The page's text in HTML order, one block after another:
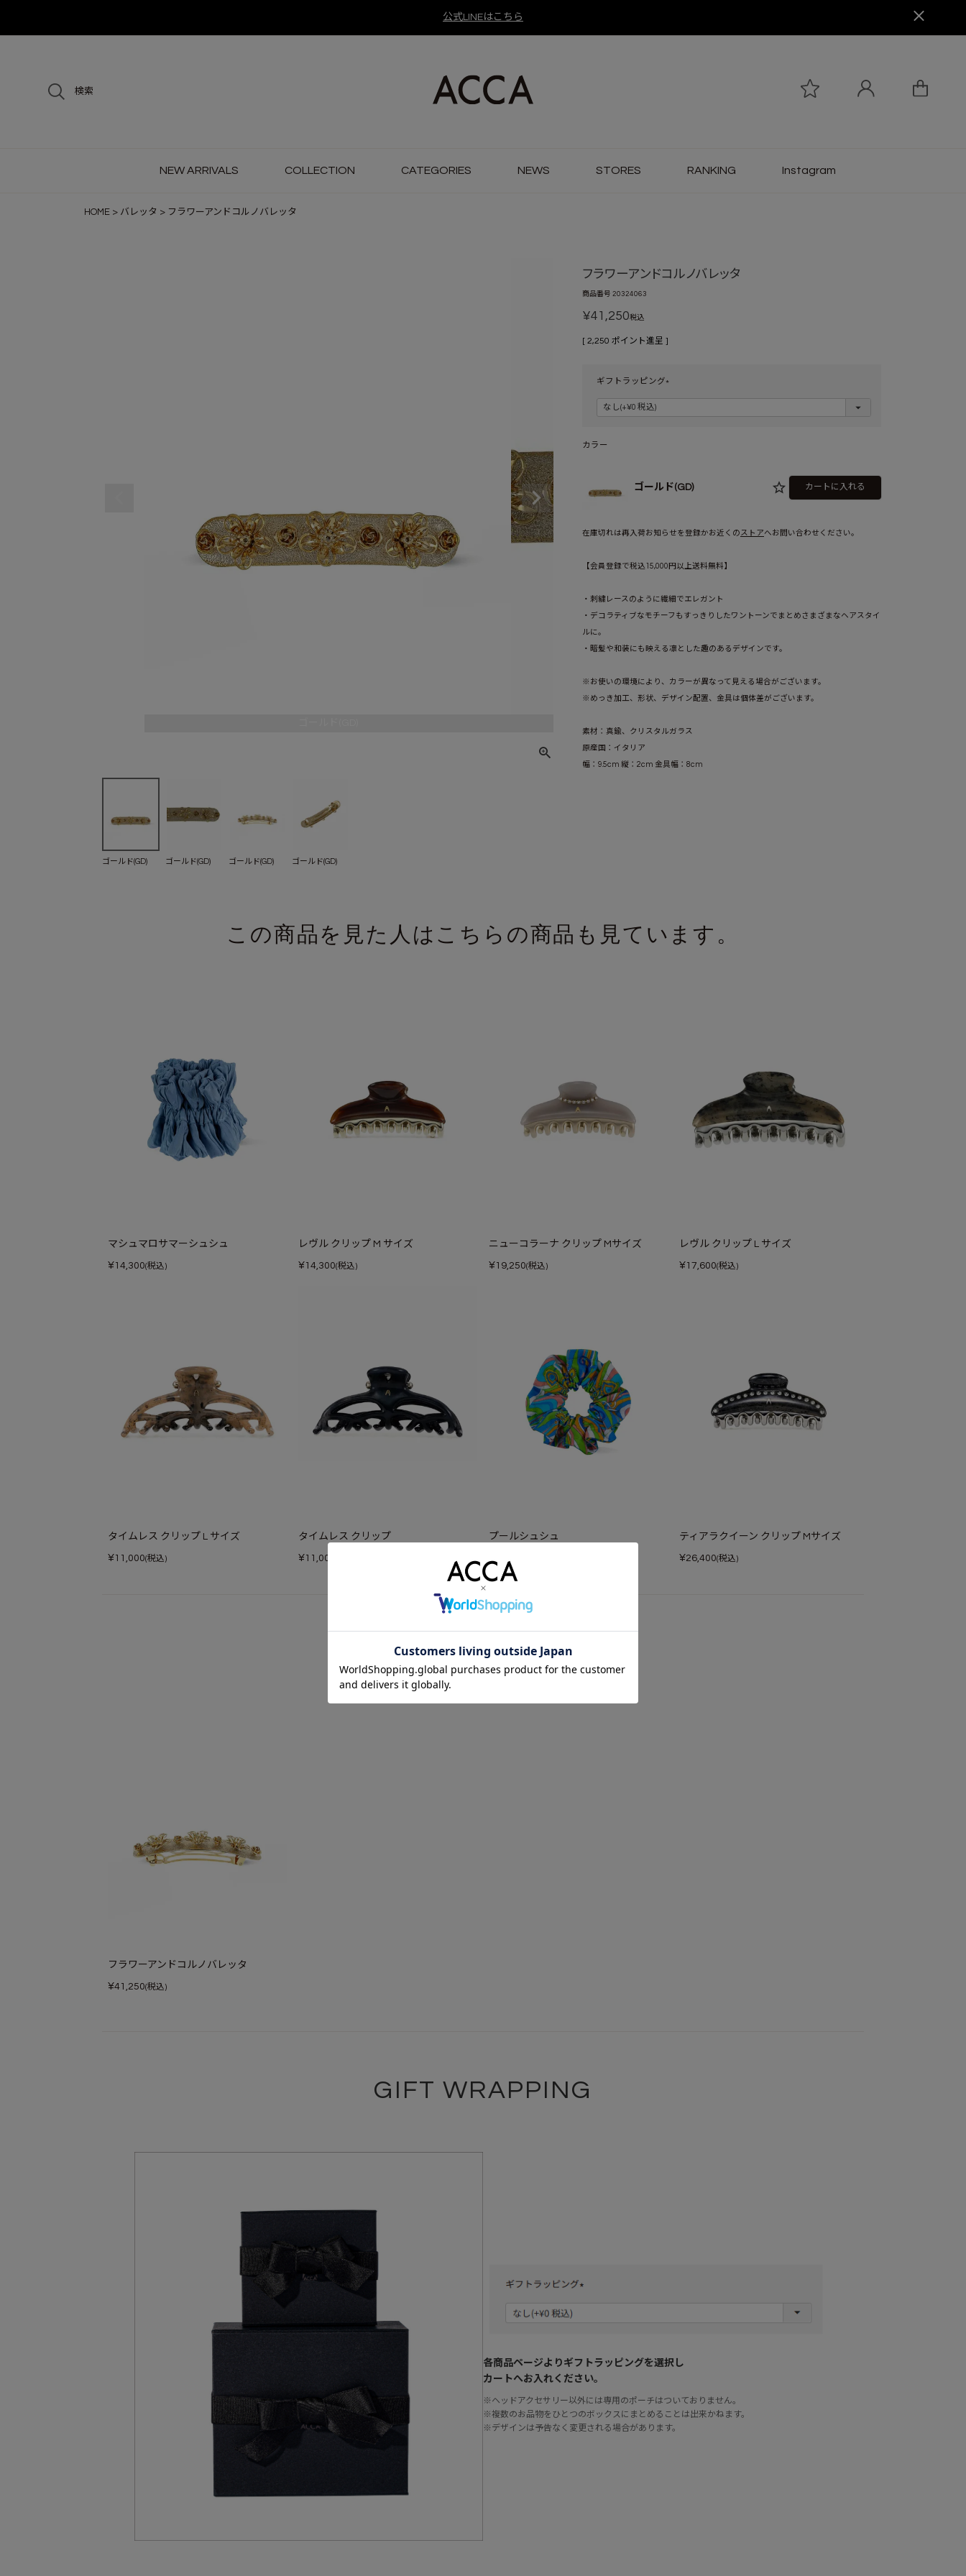
公式LINEはこちら
検索
NEW ARRIVALS COLLECTION CATEGORIES NEWS STORES RANKING Instagram
HOME バレッタ フラワーアンドコルノバレッタ
ゴールド(GD) ゴールド(GD) ゴールド(GD) ゴールド(GD)
フラワーアンドコルノバレッタ
商品番号 20324063
¥41,250税込
[ 2,250 ポイント進呈 ]
ギフトラッピング
(
カラー
ゴールド(GD) カートに入れる
在庫切れは再入荷お知らせを登録かお近くの ストアへお問い合わせください。
【会員登録で税込15,000円以上送料無料】
・刺繍レースのように繊細でエレガント
・デコラティブなモチーフもすっきりしたワントーンでまとめさまざまなヘアスタイ
ルに。
・暗髪や和装にも映える凛とした趣のあるデザインです。
※お使いの環境により、カラーが異なって見える場合がございます。
※めっき加工、形状、デザイン配置、金具は個体差がございます。
素材：真鍮、クリスタルガラス
原産国：イタリア
幅：9.5cm 縦：2cm 金具幅：8cm
この商品を見た人はこちらの商品も見ています。
マシュマロサマーシュシュ
¥14,300(税込)
レヴル クリップ M サイズ
¥14,300(税込)
ニューコラーナ クリップ Mサイズ
¥19,250(税込)
レヴル クリップ L サイズ
¥17,600(税込)
タイムレス クリップ L サイズ
¥11,000(税込)
タイムレス クリップ
¥11,000
プールシュシュ ティアラクイーン クリップ Mサイズ
¥26,400(税込)
あなたが最近見たアイテム
フラワーアンドコルノバレッタ
¥41,250(税込)
GIFT WRAPPING
各商品ページよりギフトラッピングを選択し
カートへお入れください。
※ヘッドアクセサリー以外には専用のポーチはついておりません。
※複数のお品物をひとつのボックスにまとめることは出来かねます。
※デザインは予告なく変更される場合があります。